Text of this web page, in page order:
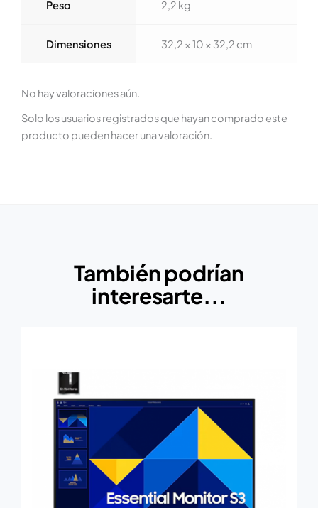
Peso 2,2 kg
Dimensiones 32,2 × 10 × 32,2 cm
No hay valoraciones aún.
Solo los usuarios registrados que hayan comprado este
producto pueden hacer una valoración.
También podrían
interesarte...